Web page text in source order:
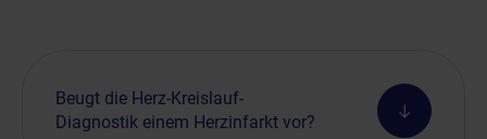
Beugt die Herz-Kreislauf-
Diagnostik einem Herzinfarkt vor?